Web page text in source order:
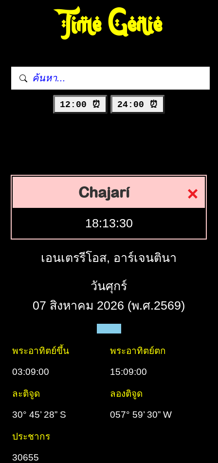
Time Genie
12:00 ⏰ 24:00 ⏰
Chajarí
18:13:31
เอนเตรรีโอส, อาร์เจนตินา
วันศุกร์
07 สิงหาคม 2026 (พ.ศ.2569)
พระอาทิตย์ขึ้น พระอาทิตย์ตก
03:09:00 15:09:00
ละติจูด ลองติจูด
30° 45’ 28” S 057° 59’ 30” W
ประชากร
30655